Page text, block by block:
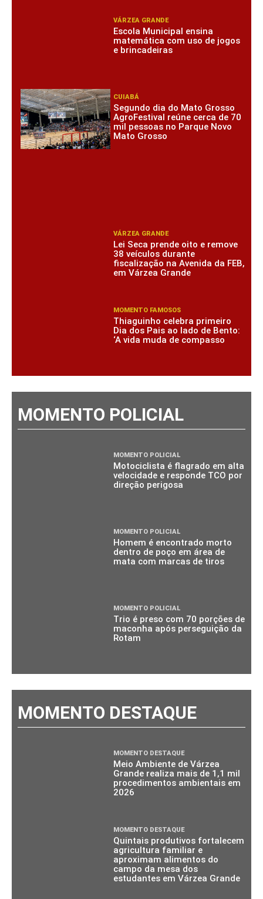
VÁRZEA GRANDE
Escola Municipal ensina
matemática com uso de jogos
e brincadeiras
CUIABÁ
Segundo dia do Mato Grosso
AgroFestival reúne cerca de 70
mil pessoas no Parque Novo
Mato Grosso
VÁRZEA GRANDE
Lei Seca prende oito e remove
38 veículos durante
fiscalização na Avenida da FEB,
em Várzea Grande
MOMENTO FAMOSOS
Thiaguinho celebra primeiro
Dia dos Pais ao lado de Bento:
‘A vida muda de compasso
MOMENTO POLICIAL
MOMENTO POLICIAL
Motociclista é flagrado em alta
velocidade e responde TCO por
direção perigosa
MOMENTO POLICIAL
Homem é encontrado morto
dentro de poço em área de
mata com marcas de tiros
MOMENTO POLICIAL
Trio é preso com 70 porções de
maconha após perseguição da
Rotam
MOMENTO DESTAQUE
MOMENTO DESTAQUE
Meio Ambiente de Várzea
Grande realiza mais de 1,1 mil
procedimentos ambientais em
2026
MOMENTO DESTAQUE
Quintais produtivos fortalecem
agricultura familiar e
aproximam alimentos do
campo da mesa dos
estudantes em Várzea Grande